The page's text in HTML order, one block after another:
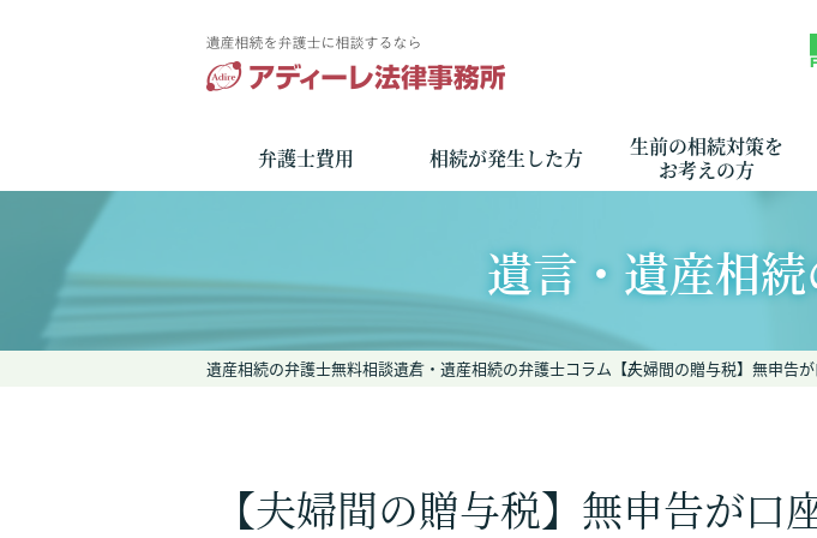
弁護士費用 相続が発生した方
生前の相続対策を
お考えの方
遺言・遺産相
遺産相続の弁護士無料相談遺言・遺産相続の弁護士コラム 【夫婦間の贈与税】無申告
【夫婦間の贈与税】無申告が